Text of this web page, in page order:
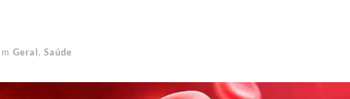
Geral , Saúde